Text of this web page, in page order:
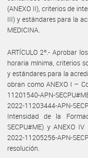
(ANEXO II), criterios de
III) y estándares para la
MEDICINA.
ARTÍCULO 2º.- Aprobar
horaria mínima, criterios
y estándares para la
obran como ANEXO I –
11201540-APN-
2022-11203444-APN-
Intensidad de la
SECPU#ME) y ANEXO
2022-11205256-APN-
resolución.